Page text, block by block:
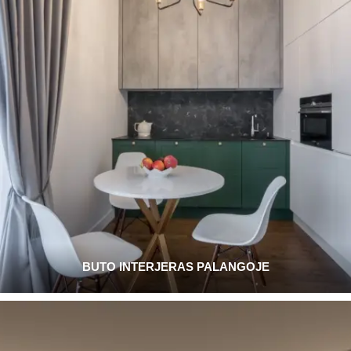
BUTO INTERJERAS PALANGOJE